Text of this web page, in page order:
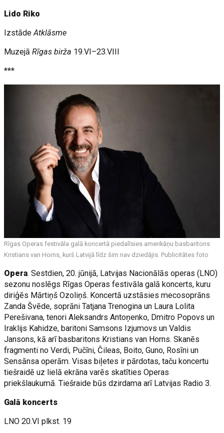
Lido Riko
IzstādeAtklāsme
MuzejāRīgas birža 19.VI–23.VIII
***
Rīgas Operas festivāla galā koncertā piedalīsies amerikāņu basbaritons
Kristians van Horns, kurš Latvijā līdz šim nav dziedājis. Publicitātes foto
Opera. Sestdien, 20. jūnijā, Latvijas Nacionālās operas (LNO)
sezonu noslēgs Rīgas Operas festivāla galā koncerts, kuru
diriģēs Mārtiņš Ozoliņš. Koncertā uzstāsies mecosoprāns
Zanda Švēde, soprāni Tatjana Trenogina un Laura Lolita
Perešivana, tenori Aleksandrs Antoņenko, Dmitro Popovs un
Iraklijs Kahidze, baritoni Samsons Izjumovs un Valdis
Jansons, kā arī basbaritons Kristians van Horns. Skanēs
fragmenti no Verdi, Pučīni, Čileas, Boito, Guno, Rosīni un
Sensānsa operām. Visas biļetes ir pārdotas, taču koncertu
tiešraidē uz lielā ekrāna varēs skatīties Operas
priekšlaukumā. Tiešraide būs dzirdama arī Latvijas Radio 3.
Galā koncerts
LNO 20.VI plkst. 19